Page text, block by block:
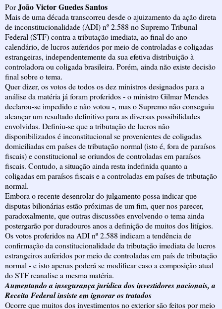
PorJoão Victor Guedes Santos
Mais de uma década transcorreu desde o ajuizamento da ação direta
de inconstitucionalidade (ADI) nº 2.588 no Supremo Tribunal
Federal (STF) contra a tributação imediata, ao final do ano-
calendário, de lucros auferidos por meio de controladas e coligadas
estrangeiras, independentemente da sua efetiva distribuição à
controladora ou coligada brasileira. Porém, ainda não existe decisão
final sobre o tema.
Quer dizer, os votos de todos os dez ministros designados para a
análise da matéria já foram proferidos - o ministro Gilmar Mendes
declarou-se impedido e não votou -, mas o Supremo não conseguiu
alcançar um resultado definitivo para as diversas possibilidades
envolvidas. Definiu-se que a tributação de lucros não
disponibilizados é inconstitucional se provenientes de coligadas
domiciliadas em países de tributação normal (isto é, fora de paraísos
fiscais) e constitucional se oriundos de controladas em paraísos
fiscais. Contudo, a situação ainda resta indefinida quanto a
coligadas em paraísos fiscais e a controladas em países de tributação
normal.
Embora o recente desenrolar do julgamento possa indicar que
disputas bilionárias estão próximas de um fim, quer nos parecer,
paradoxalmente, que outras discussões envolvendo o tema ainda
postergarão por duradouros anos a definição de muitos dos litígios.
Os votos proferidos na ADI nº 2.588 indicam a tendência de
confirmação da constitucionalidade da tributação imediata de lucros
estrangeiros auferidos por meio de controladas em país de tributação
normal - e isto apenas poderá se modificar caso a composição atual
do STF reanalise a mesma matéria.
Aumentando a insegurança jurídica dos investidores nacionais, a
Receita Federal insiste em ignorar os tratados
Ocorre que muitos dos investimentos no exterior são feitos por meio